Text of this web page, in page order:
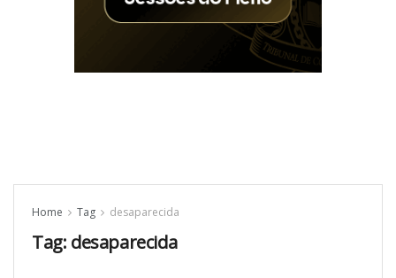
Home Tag desaparecida
Tag: desaparecida